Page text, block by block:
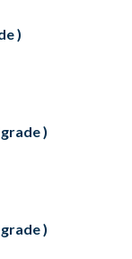
)
)
)